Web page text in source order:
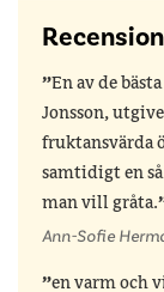
En av de
Jonsson,
fruktansvärda
samtidigt en
man vill gråta.
Ann-Sofie
en varm och